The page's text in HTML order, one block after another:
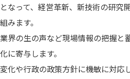
なって、経営革新、新技術の研究
みます。
界の生の声など現場情報の把握と
に寄与します。
化や行政の政策方針に機敏に対応